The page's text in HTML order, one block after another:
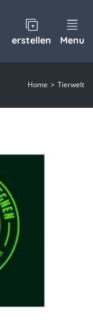
erstellen Menu
Home Tierwelt